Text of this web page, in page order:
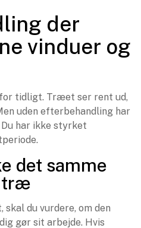
der
vinduer og
tidligt. Træet ser rent ud,
uden efterbehandling har
har ikke styrket
det samme
træ
du vurdere, om den
gør sit arbejde. Hvis